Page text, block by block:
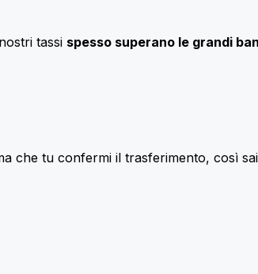
tassi spesso superano le grandi
che tu confermi il trasferimento, così